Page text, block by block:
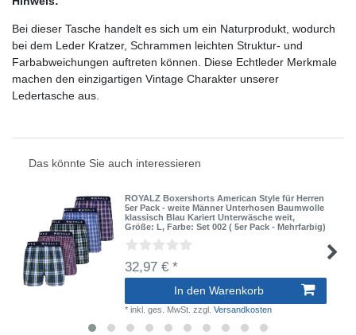
Bei dieser Tasche handelt es sich um ein Naturprodukt, wodurch
bei dem Leder Kratzer, Schrammen leichten Struktur- und
Farbabweichungen auftreten können. Diese Echtleder Merkmale
machen den einzigartigen Vintage Charakter unserer
Ledertasche aus.
Das könnte Sie auch interessieren
ROYALZ Boxershorts American Style für Herren
5er Pack - weite Männer Unterhosen Baumwolle
klassisch Blau Kariert Unterwäsche weit,
Größe: L, Farbe: Set 002 ( 5er Pack - Mehrfarbig)
32,97 € *
In den Warenkorb
*inkl. ges. MwSt. zzgl.Versandkosten